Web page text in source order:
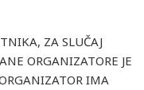
ZA SLUČAJ
ORGANIZATORE JE
IMA